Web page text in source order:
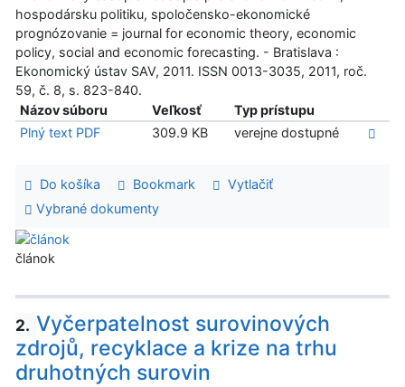
hospodársku politiku, spoločensko-ekonomické
prognózovanie = journal for economic theory, economic
policy, social and economic forecasting. - Bratislava :
Ekonomický ústav SAV, 2011. ISSN 0013-3035, 2011, roč.
59, č. 8, s. 823-840.
Názov súboru
Veľkosť
Typ prístupu
Plný text PDF
309.9 KB verejne dostupné
Do košíka Bookmark
Vytlačiť
Vybrané dokumenty
článok
2. Vyčerpatelnost surovinových
zdrojů, recyklace a krize na trhu
druhotných surovin